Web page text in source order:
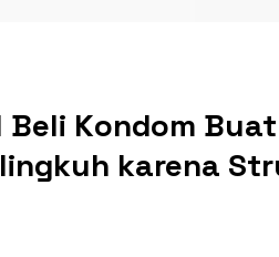
Beli Kondom
karena